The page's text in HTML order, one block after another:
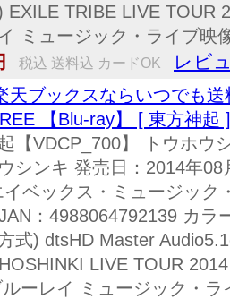
EXILE TRIBE LIVE TOUR
ミュージック・ライブ映
税込 送料込 カードOK レビ
天ブックスならいつでも
【Blu-ray】 [ 東方神起 ]
【VDCP_700】 トウホウ
シンキ 発売日：2014年
イベックス・ミュージック
：4988064792139 カラ
式) dtsHD Master
LIVE TOUR
ーレイ ミュージック・ラ